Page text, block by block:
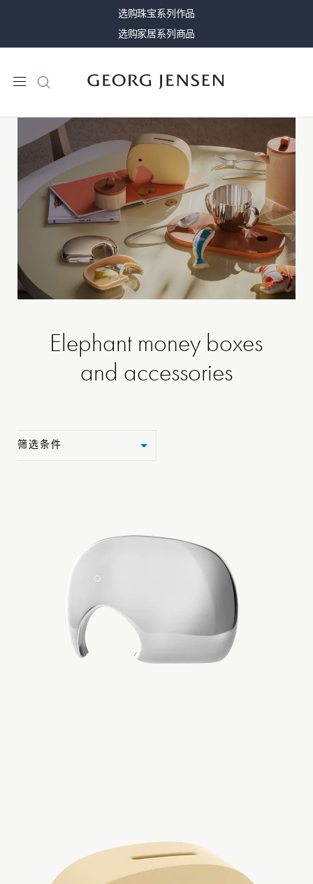
选购珠宝系列作品
选购家居系列商品
Elephant money boxes
and accessories
筛选条件